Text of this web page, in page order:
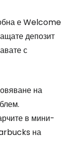
е Welcome
депозит
с
на
в мини-
на